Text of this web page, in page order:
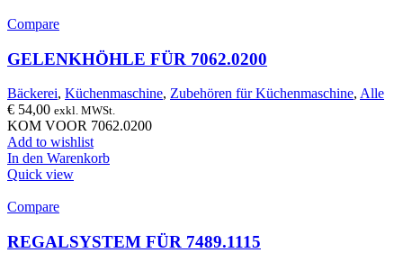
Compare
GELENKHÖHLE FÜR 7062.0200
Bäckerei, Küchenmaschine, Zubehören für Küchenmaschine, Alle
€ 54,00 exkl. MWSt.
KOM VOOR 7062.0200
Add to wishlist
In den Warenkorb
Quick view
Compare
REGALSYSTEM FÜR 7489.1115